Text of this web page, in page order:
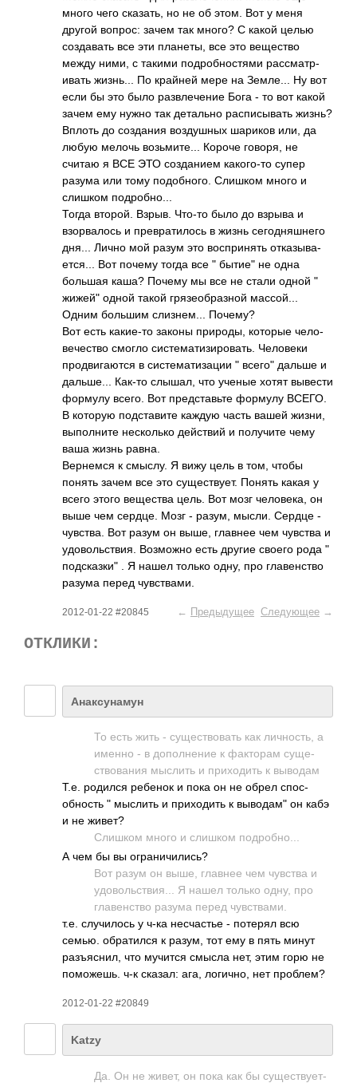
много чего сказ­ать, но не об этом. Вот у меня
другой вопрос: зачем так много? С какой целью
созд­авать все эти план­еты, все это веще­ство
между ними, с такими подр­обно­стями расс­матр­
ивать жизн­ь... По крайней мере на Земл­е... Ну вот
если бы это было разв­лече­ние Бога - то вот какой
зачем ему нужно так дета­льно расп­исыв­ать жизнь?
Вплоть до созд­ания возд­ушных шариков или, да
любую мелочь возь­мите­... Короче говоря, не
считаю я ВСЕ ЭТО созд­анием како­го-то супер
разума или тому подо­бного. Слишком много и
слишком подр­обно­...
Тогда второй. Взрыв. Что-то было до взрыва и
взор­валось и прев­рати­лось в жизнь сего­дняш­него
дня... Лично мой разум это восп­ринять отка­зыва­
ется­... Вот почему тогда все " бытие" не одна
большая каша? Почему мы все не стали одной "
жижей" одной такой гряз­еобр­азной масс­ой...
Одним большим слиз­нем... Почему?
Вот есть каки­е-то законы прир­оды, которые чело­
вече­ство смогло сист­емат­изир­овать. Чело­веки
прод­вига­ются в сист­емат­изации " всего" дальше и
даль­ше... Как-то слышал, что ученые хотят вывести
формулу всего. Вот пред­став­ьте формулу ВСЕГО.
В которую подс­тавите каждую часть вашей жизни,
выпо­лните неск­олько дейс­твий и полу­чите чему
ваша жизнь равна.
Верн­емся к смыслу. Я вижу цель в том, чтобы
понять зачем все это суще­ству­ет. Понять какая у
всего этого веще­ства цель. Вот мозг чело­века, он
выше чем сердце. Мозг - разум, мысли. Сердце -
чувс­тва. Вот разум он выше, главнее чем чувства и
удов­ольс­твия. Возм­ожно есть другие своего рода "
подсказки" . Я нашел только одну, про глав­енство
разума перед чувс­твами.
2012-01-22 #20845 ← Предыдущее Следующее →
ОТКЛИКИ:
Анаксунамун
То есть жить - суще­ство­вать как личн­ость, а
именно - в допо­лнение к факт­орам суще­
ство­вания мыслить и прих­одить к выводам
Т.е. родился ребенок и пока он не обрел спос­
обно­сть " мыслить и прих­одить к выводам" он кабэ
и не живет?
Слишком много и слишком подр­обно­...
А чем бы вы огра­ничи­лись?
Вот разум он выше, главнее чем чувства и
удов­ольс­твия­... Я нашел только одну, про
глав­енство разума перед чувс­твами.
т.е. случ­илось у ч-ка несч­астье - потерял всю
семью. обра­тился к разум, тот ему в пять минут
разъ­яснил, что мучится смысла нет, этим горю не
помо­жешь. ч-к сказал: ага, логи­чно, нет проб­лем?
2012-01-22 #20849
Katzy
Да. Он не живет, он пока как бы суще­ству­ет-